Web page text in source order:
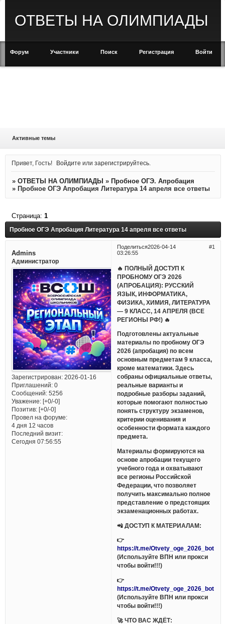
ОТВЕТЫ НА ОЛИМПИАДЫ
Форум Участники Поиск Регистрация Войти
Активные темы
Привет, Гость! Войдите илизарегистрируйтесь
» ОТВЕТЫ НА ОЛИМПИАДЫ » Пробное ОГЭ. Апробация
» Пробное ОГЭ Апробация Литература 14 апреля все ответы
Пробное ОГЭ Апробация Литература 14 апреля все ответы
Страница: 1
Поделиться 1
2026-04-14
03:26:55
Admins
Администратор
Зарегистрирован: 2026-01-16
Приглашений:0
Сообщений:5256
Уважение: [+0/-0]
Позитив: [+0/-0]
Провел на форуме:
4 дня 12 часов
Последний визит:
Сегодня 07:56:55
🔥 ПОЛНЫЙ ДОСТУП К
ПРОБНОМУ ОГЭ 2026
(АПРОБАЦИЯ): РУССКИЙ
ЯЗЫК, ИНФОРМАТИКА,
ФИЗИКА, ХИМИЯ, ЛИТЕРАТУРА
— 9 КЛАСС, 14 АПРЕЛЯ (ВСЕ
РЕГИОНЫ РФ!) 🔥
Подготовлены актуальные
материалы по пробному ОГЭ
2026 (апробация) по всем
основным предметам 9 класса,
кроме математики. Здесь
собраны официальные ответы,
реальные варианты и
подробные разборы заданий,
которые помогают полностью
понять структуру экзаменов,
критерии оценивания и
особенности формата каждого
предмета.
Материалы формируются на
основе апробации текущего
учебного года и охватывают
все регионы Российской
Федерации, что позволяет
получить максимально полное
представление о предстоящих
экзаменационных работах.
📲 ДОСТУП К МАТЕРИАЛАМ:
👉
https://t.me/Otvety_oge_2026_bot
(Используйте ВПН или прокси
чтобы войти!!!)
👉
https://t.me/Otvety_oge_2026_bot
(Используйте ВПН или прокси
чтобы войти!!!)
🚀 ЧТО ВАС ЖДЁТ: